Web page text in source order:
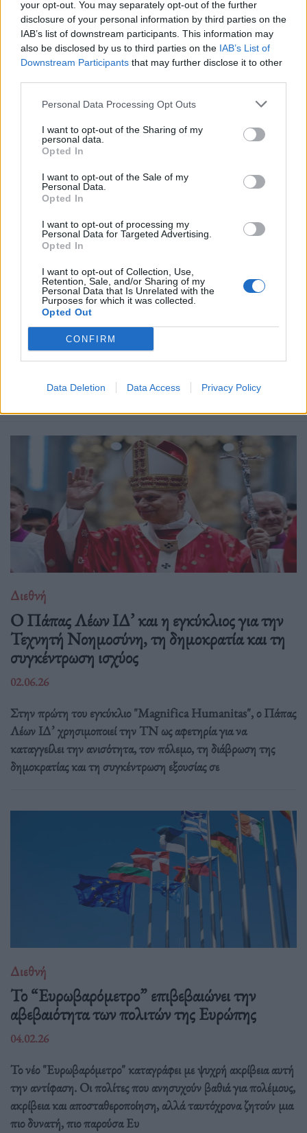
your opt-out. You may separately opt-out of the further
disclosure of your personal information by third parties on the
IAB’s list of downstream participants. This information may
also be disclosed by us to third parties on the IAB’s List of
Downstream Participants that may further disclose it to other
Personal Data Processing Opt Outs
I want to opt-out of the Sharing of my
personal data.
Opted In
I want to opt-out of the Sale of my
Personal Data.
Opted In
I want to opt-out of processing my
Personal Data for Targeted Advertising.
Opted In
I want to opt-out of Collection, Use,
Retention, Sale, and/or Sharing of my
Personal Data that Is Unrelated with the
Purposes for which it was collected.
Opted Out
CONFIRM
Data Deletion Data Access Privacy Policy
Πηγή: Unsplash
Θα πωλείται ελεύθερα στα φαρμακεία της χώρας.
Το χάπι της επόμενης μέρας αποτελεί «μέρος των
αναπαραγωγικών δικαιωμάτων της γυναίκας και δεν
αποτελεί άμβλωση»
Δημοσιεύθηκε σεΔιεθνή|TaggedXiomara Castro νομιμοποίηση
Ονδούρα,Χάπι της Επόμενης Μέρας
Δείτε επίσης
Διεθνή
Ο Πάπας Λέων ΙΔ’ και η εγκύκλιος για την
Τεχνητή Νοημοσύνη, τη δημοκρατία και τη
συγκέντρωση ισχύος
02.06.26
Στην πρώτη του εγκύκλιο "Magnifica Humanitas", ο Πάπας
Λέων ΙΔ’ χρησιμοποιεί την ΤΝ ως αφετηρία για να
καταγγείλει την ανισότητα, τον πόλεμο, τη διάβρωση της
δημοκρατίας και τη συγκέντρωση εξουσίας σε
Διεθνή
Το “Ευρωβαρόμετρο” επιβεβαιώνει την
αβεβαιότητα των πολιτών της Ευρώπης
04.02.26
Το νέο "Ευρωβαρόμετρο" καταγράφει με ψυχρή ακρίβεια αυτή
την αντίφαση. Oι πολίτες που ανησυχούν βαθιά για πολέμους,
ακρίβεια και αποσταθεροποίηση, αλλά ταυτόχρονα ζητούν μια
πιο δυνατή, πιο παρούσα Ευ